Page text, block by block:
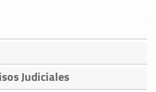
Judiciales